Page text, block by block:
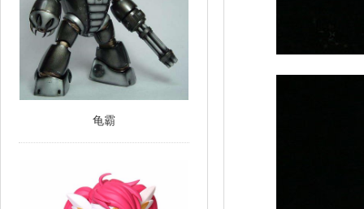
龟霸